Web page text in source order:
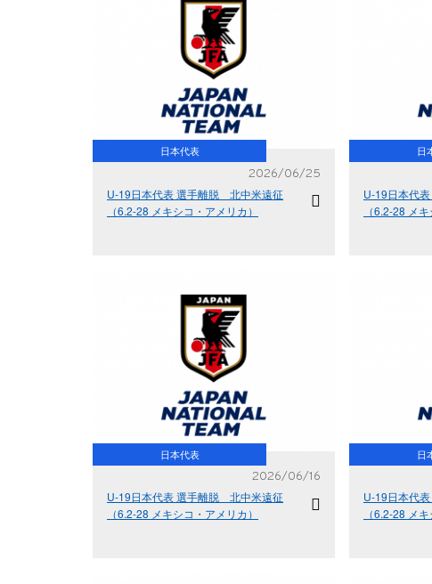
日本代表
2026/06/25
U-19日本代表 選手離脱 北中米遠征
（6.2-28 メキシコ・アメリカ）
日
U-19日本代
（6.2-28 メ
日本代表
2026/06/16
U-19日本代表 選手離脱 北中米遠征
（6.2-28 メキシコ・アメリカ）
日
U-19日本代
（6.2-28 メ